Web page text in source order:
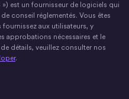
») est un fournisseur de logiciels qui
conseil réglementés. Vous êtes
aux utilisateurs, y
approbations nécessaires et le
détails, veuillez consulter nos
.